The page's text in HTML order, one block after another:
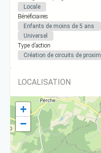
Locale
Bénéficiaires
Enfants de moins de 5 ans
Universel
Type d’action
Création de circuits de
LOCALISATION
+
−